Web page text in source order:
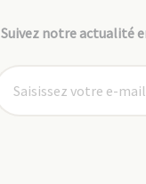
Suivez notre actualité